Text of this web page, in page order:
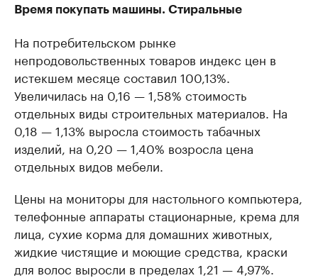
Время покупать машины. Стиральные
На потребительском рынке
непродовольственных товаров индекс цен в
истекшем месяце составил 100,13%.
Увеличилась на 0,16 — 1,58% стоимость
отдельных виды строительных материалов. На
0,18 — 1,13% выросла стоимость табачных
изделий, на 0,20 — 1,40% возросла цена
отдельных видов мебели.
Цены на мониторы для настольного компьютера,
телефонные аппараты стационарные, крема для
лица, сухие корма для домашних животных,
жидкие чистящие и моющие средства, краски
для волос выросли в пределах 1,21 — 4,97%.